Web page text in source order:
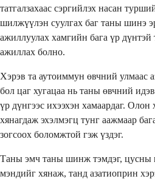
татгалзахаас сэргийлэх насан
шилжүүлэн суулгах баг таны шинэ
ажиллуулах хамгийн бага үр дүнтэй
ажиллах болно.
Хэрэв та аутоиммун өвчний улмаас
бол цаг хугацаа нь таны өвчний
үр дүнгээс ихээхэн хамаардаг.
хянагдаж эхэлмэгц тунг аажмаар
зогсоох боломжтой гэж үздэг.
Таны эмч таны шинж тэмдэг, цусны
мэндийг хянаж, танд азатиоприн